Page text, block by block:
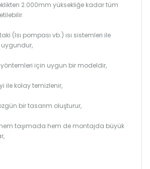
2.000mm yüksekliğe kadar tüm
(Isı pompası vb.) ısı sistemleri ile
uygundur,
için uygun bir modeldir,
ile kolay temizlenir,
bir tasarım oluşturur,
taşımada hem de montajda büyük